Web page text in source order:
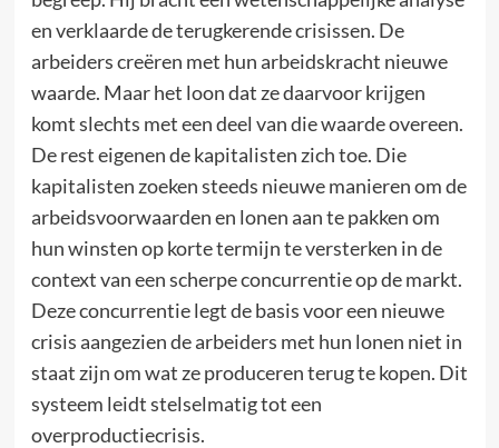
en verklaarde de terugkerende crisissen. De
arbeiders creëren met hun arbeidskracht nieuwe
waarde. Maar het loon dat ze daarvoor krijgen
komt slechts met een deel van die waarde overeen.
De rest eigenen de kapitalisten zich toe. Die
kapitalisten zoeken steeds nieuwe manieren om de
arbeidsvoorwaarden en lonen aan te pakken om
hun winsten op korte termijn te versterken in de
context van een scherpe concurrentie op de markt.
Deze concurrentie legt de basis voor een nieuwe
crisis aangezien de arbeiders met hun lonen niet in
staat zijn om wat ze produceren terug te kopen. Dit
systeem leidt stelselmatig tot een
overproductiecrisis.